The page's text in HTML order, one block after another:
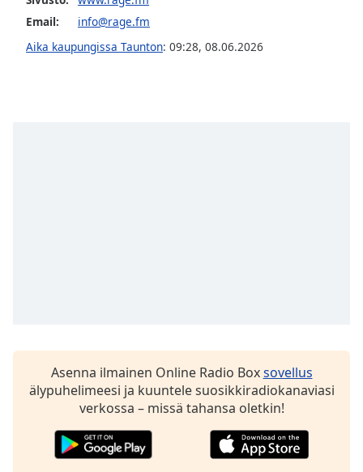
Opacity
Email:
info@rage.fm
Aika kaupungissa Taunton: 09:28, 08.06.2026
Asenna ilmainen Online Radio Boxsovellus
älypuhelimeesi ja kuuntele suosikkiradiokanaviasi
verkossa – missä tahansa oletkin!